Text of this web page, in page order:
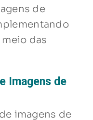
de
das
Imagens de
imagens de